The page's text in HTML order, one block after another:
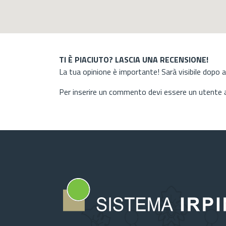
TI È PIACIUTO? LASCIA UNA RECENSIONE!
La tua opinione è importante! Sarà visibile dopo
Per inserire un commento devi essere un